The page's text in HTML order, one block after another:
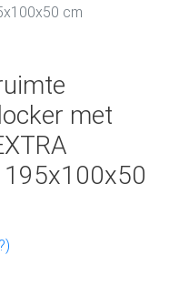
cm
met
195x100x50